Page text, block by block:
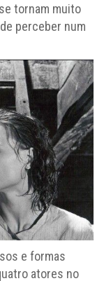
tornam muito
perceber num
e formas
atores no